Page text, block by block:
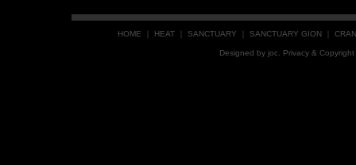
HOME HEAT SANCTUARY SANCTUARY GION
Designed by joc . Privacy &